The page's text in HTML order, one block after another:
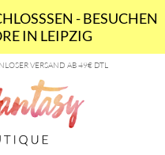
- BESUCHEN
IN LEIPZIG
VERSAND AB 49€ DTL